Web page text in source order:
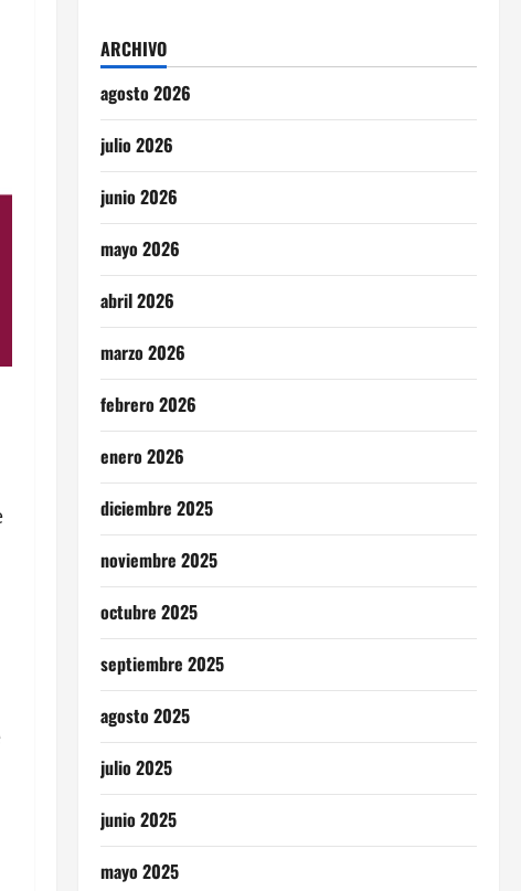
ARCHIVO
agosto 2026
julio 2026
junio 2026
mayo 2026
abril 2026
marzo 2026
febrero 2026
enero 2026
diciembre 2025
noviembre 2025
octubre 2025
septiembre 2025
agosto 2025
julio 2025
junio 2025
mayo 2025